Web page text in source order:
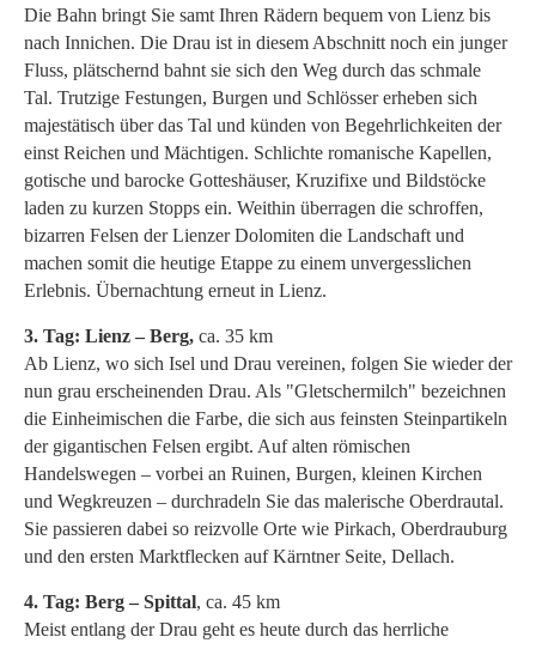
Die Bahn bringt Sie samt Ihren Rädern bequem von Lienz bis
nach Innichen. Die Drau ist in diesem Abschnitt noch ein junger
Fluss, plätschernd bahnt sie sich den Weg durch das schmale
Tal. Trutzige Festungen, Burgen und Schlösser erheben sich
majestätisch über das Tal und künden von Begehrlichkeiten der
einst Reichen und Mächtigen. Schlichte romanische Kapellen,
gotische und barocke Gotteshäuser, Kruzifixe und Bildstöcke
laden zu kurzen Stopps ein. Weithin überragen die schroffen,
bizarren Felsen der Lienzer Dolomiten die Landschaft und
machen somit die heutige Etappe zu einem unvergesslichen
Erlebnis. Übernachtung erneut in Lienz.
3. Tag: Lienz – Berg, ca. 35 km
Ab Lienz, wo sich Isel und Drau vereinen, folgen Sie wieder der
nun grau erscheinenden Drau. Als "Gletschermilch" bezeichnen
die Einheimischen die Farbe, die sich aus feinsten Steinpartikeln
der gigantischen Felsen ergibt. Auf alten römischen
Handelswegen – vorbei an Ruinen, Burgen, kleinen Kirchen
und Wegkreuzen – durchradeln Sie das malerische Oberdrautal.
Sie passieren dabei so reizvolle Orte wie Pirkach, Oberdrauburg
und den ersten Marktflecken auf Kärntner Seite, Dellach.
4. Tag: Berg – Spittal, ca. 45 km
Meist entlang der Drau geht es heute durch das herrliche